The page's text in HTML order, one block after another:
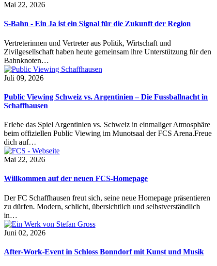
Mai 22, 2026
S-Bahn - Ein Ja ist ein Signal für die Zukunft der Region
Vertreterinnen und Vertreter aus Politik, Wirtschaft und
Zivilgesellschaft haben heute gemeinsam ihre Unterstützung für den
Bahnknoten…
Juli 09, 2026
Public Viewing Schweiz vs. Argentinien – Die Fussballnacht in
Schaffhausen
Erlebe das Spiel Argentinien vs. Schweiz in einmaliger Atmosphäre
beim offiziellen Public Viewing im Munotsaal der FCS Arena.Freue
dich auf…
Mai 22, 2026
Willkommen auf der neuen FCS-Homepage
Der FC Schaffhausen freut sich, seine neue Homepage präsentieren
zu dürfen. Modern, schlicht, übersichtlich und selbstverständlich
in…
Juni 02, 2026
After-Work-Event in Schloss Bonndorf mit Kunst und Musik